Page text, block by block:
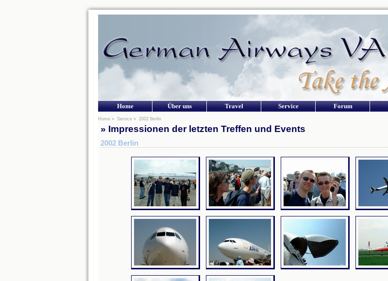
Home Über uns Travel Service Forum
Home » Service » 2002 Berlin
» Impressionen der letzten Treffen und Events
2002 Berlin